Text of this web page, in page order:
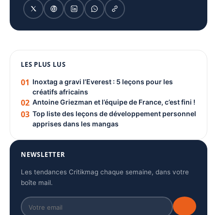
PUBLICITÉ
LES PLUS LUS
01 Inoxtag a gravi l’Everest : 5 leçons pour les
créatifs africains
02 Antoine Griezman et l’équipe de France, c’est fini !
03 Top liste des leçons de développement personnel
apprises dans les mangas
NEWSLETTER
Les tendances Critikmag chaque semaine, dans votre
boîte mail.